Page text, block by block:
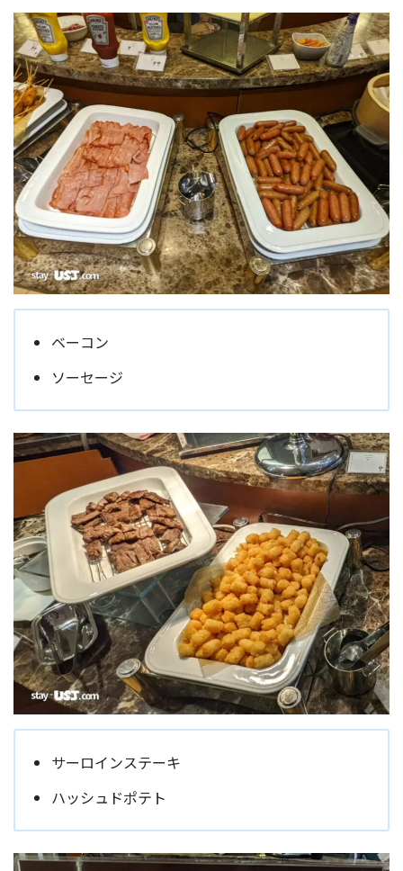
ベーコン
ソーセージ
サーロインステーキ
ハッシュドポテト